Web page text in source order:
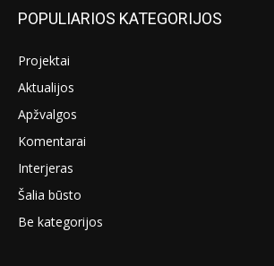
POPULIARIOS KATEGORIJOS
Projektai
Aktualijos
Apžvalgos
Komentarai
Interjeras
Šalia būsto
Be kategorijos